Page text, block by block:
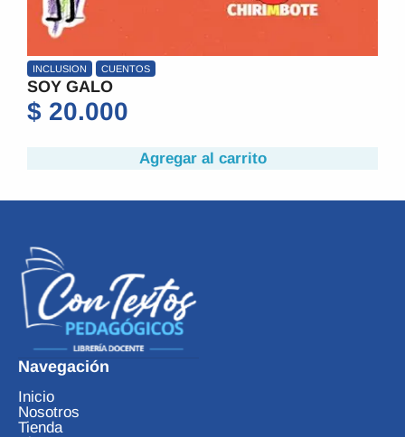
INCLUSION CUENTOS
SOY GALO
$ 20.000
Agregar al carrito
Navegación
Inicio
Nosotros
Tienda